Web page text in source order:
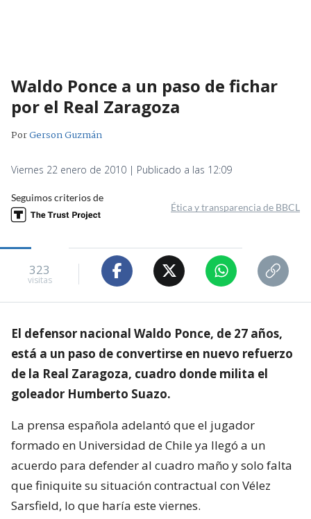
Waldo Ponce a un paso de fichar
por el Real Zaragoza
PorGerson Guzmán
Viernes 22 enero de 2010 | Publicado a las 12:09
Seguimos criterios de
Ética y transparencia de BBCL
323
visitas
El defensor nacional Waldo Ponce, de 27 años,
está a un paso de convertirse en nuevo refuerzo
de la Real Zaragoza, cuadro donde milita el
goleador Humberto Suazo.
La prensa española adelantó que el jugador
formado en Universidad de Chile ya llegó a un
acuerdo para defender al cuadro maño y solo falta
que finiquite su situación contractual con Vélez
Sarsfield, lo que haría este viernes.